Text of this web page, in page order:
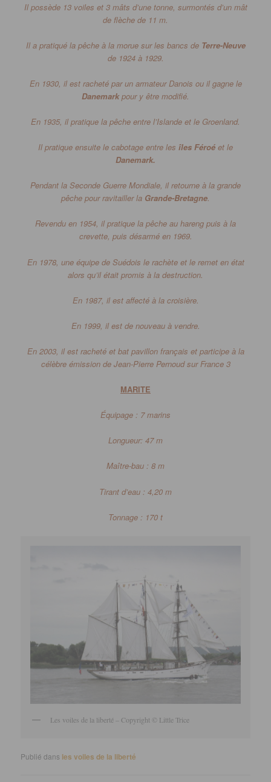
Il possède 13 voiles et 3 mâts d’une tonne, surmontés d’un mât
de flèche de 11 m.
Il a pratiqué la pêche à la morue sur les bancs de Terre-Neuve
de 1924 à 1929.
En 1930, il est racheté par un armateur Danois ou il gagne le
Danemarkpour y être modifié.
En 1935, il pratique la pêche entre l’Islande et le Groenland.
Il pratique ensuite le cabotage entre les îles Féroé et le
Danemark.
Pendant la Seconde Guerre Mondiale, il retourne à la grande
pêche pour ravitailler la Grande-Bretagne.
Revendu en 1954, il pratique la pêche au hareng puis à la
crevette, puis désarmé en 1969.
En 1978, une équipe de Suédois le rachète et le remet en état
alors qu’il était promis à la destruction.
En 1987, il est affecté à la croisière.
En 1999, il est de nouveau à vendre.
En 2003, il est racheté et bat pavillon français et participe à la
célèbre émission de Jean-Pierre Pernoud sur France 3
MARITE
Équipage : 7 marins
Longueur: 47 m
Maître-bau : 8 m
Tirant d’eau : 4,20 m
Tonnage : 170 t
Les voiles de la liberté – Copyright © Little Trice
Publié dans les voiles de la liberté